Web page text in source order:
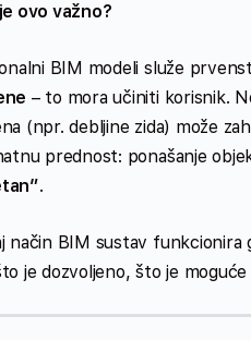
ovo važno?
BIM modeli služe
– to mora učiniti korisnik.
(npr. debljine zida) može
prednost: ponašanje
.
način BIM sustav
je dozvoljeno, što je